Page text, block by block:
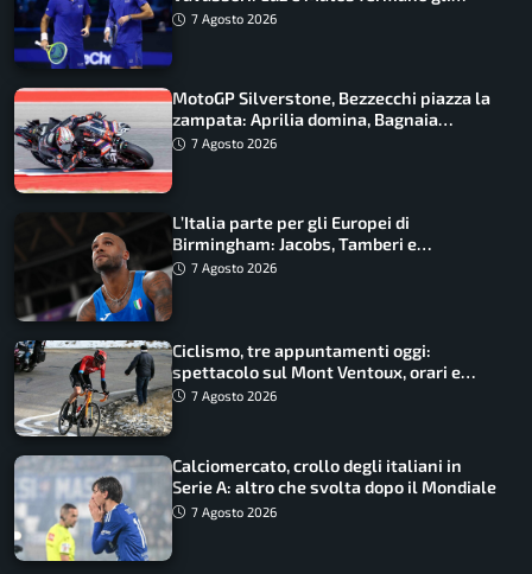
azzurri
7 Agosto 2026
MotoGP Silverstone, Bezzecchi piazza la
zampata: Aprilia domina, Bagnaia
costretto al Q1
7 Agosto 2026
L’Italia parte per gli Europei di
Birmingham: Jacobs, Tamberi e
Battocletti guidano una spedizione
7 Agosto 2026
Ciclismo, tre appuntamenti oggi:
spettacolo sul Mont Ventoux, orari e
come vederli
7 Agosto 2026
Calciomercato, crollo degli italiani in
Serie A: altro che svolta dopo il Mondiale
7 Agosto 2026